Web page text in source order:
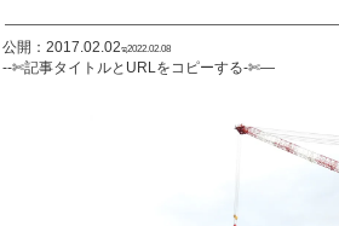
公開：2017.02.02ಇ2022.02.08
--✄記事タイトルとURLをコピーする-✄—